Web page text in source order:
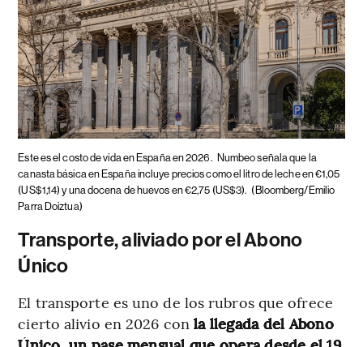
Este es el costo de vida en España en 2026. Numbeo señala que la
canasta básica en España incluye precios como el litro de leche en €1,05
(US$1,14) y una docena de huevos en €2,75 (US$3). (Bloomberg/Emilio
Parra Doiztua)
Transporte, aliviado por el Abono
Único
El transporte es uno de los rubros que ofrece
cierto alivio en 2026 con la llegada del Abono